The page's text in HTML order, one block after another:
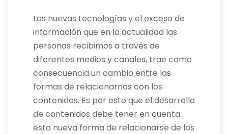
Las nuevas tecnologías y el exceso de
información que en la actualidad las
personas recibimos a través de
diferentes medios y canales, trae como
consecuencia un cambio entre las
formas de relacionarnos con los
contenidos. Es por esto que el desarrollo
de contenidos debe tener en cuenta
esta nueva forma de relacionarse de los